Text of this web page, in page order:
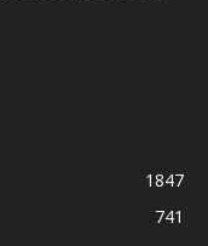
1847
741